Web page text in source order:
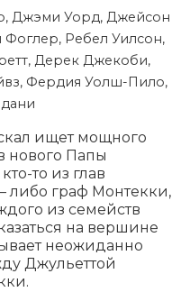
Джэми Уорд, Джейсон
Фоглер, Ребел Уилсон,
Дерек Джекоби,
Фердия Уолш-Пило,
ищет мощного
нового Папы
то из глав
либо граф Монтекки,
из семейств
на вершине
неожиданно
Джульеттой